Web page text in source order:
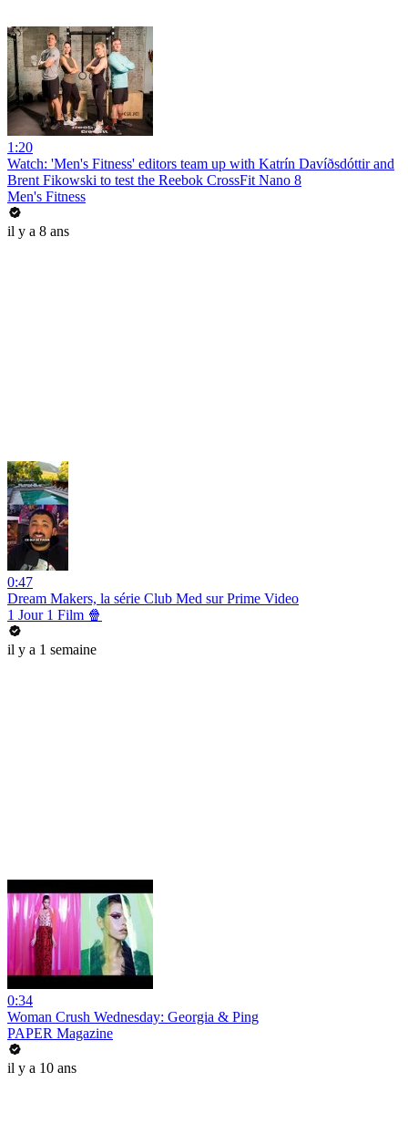
1:20
Watch: 'Men's Fitness' editors team up with Katrín Davíðsdóttir and
Brent Fikowski to test the Reebok CrossFit Nano 8
Men's Fitness
il y a 8 ans
0:47
Dream Makers, la série Club Med sur Prime Video
1 Jour 1 Film 🍿
il y a 1 semaine
0:34
Woman Crush Wednesday: Georgia & Ping
PAPER Magazine
il y a 10 ans